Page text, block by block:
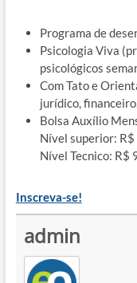
Programa de
Psicologia Viva
psicológicos
Com Tato e
jurídico,
Bolsa Auxílio
Nível superior:
Nível Tecnico: R$
Inscreva-se!
admin